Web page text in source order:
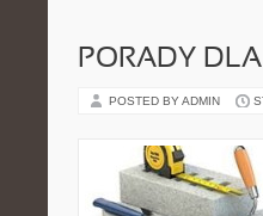
PORADY
POSTED BY ADMIN